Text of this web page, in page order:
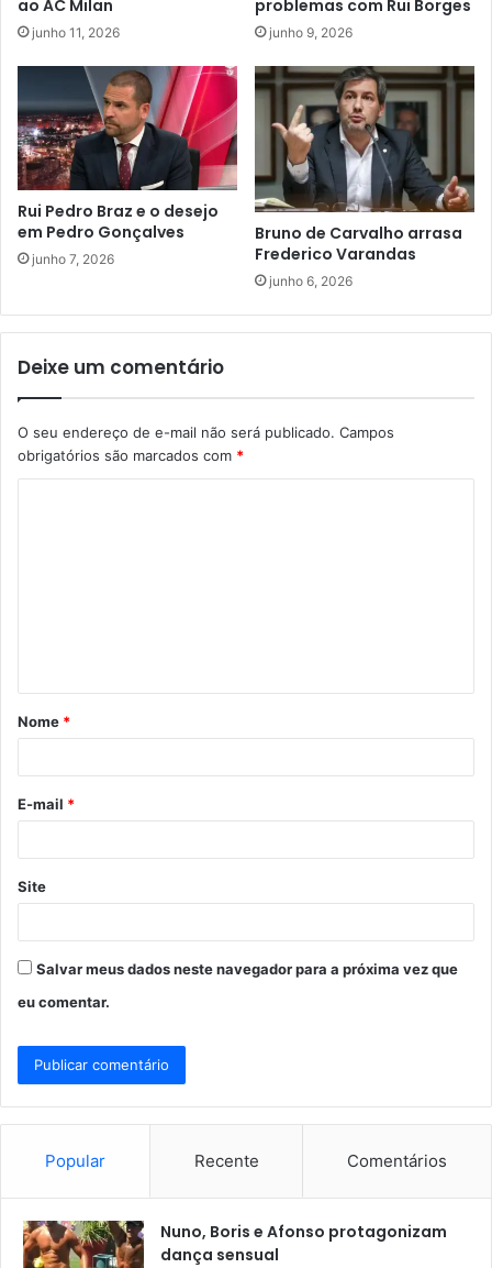
ao AC Milan
junho 11, 2026
problemas com Rui Borges
junho 9, 2026
Rui Pedro Braz e o desejo
em Pedro Gonçalves
junho 7, 2026
Bruno de Carvalho arrasa
Frederico Varandas
junho 6, 2026
Deixe um comentário
O seu endereço de e-mail não será publicado. Campos
obrigatórios são marcados com *
á
r
*
Nome *
E-mail *
Site
Salvar meus dados neste navegador para a próxima vez que
eu comentar.
Popular Recente Comentários
Nuno, Boris e Afonso protagonizam
dança sensual